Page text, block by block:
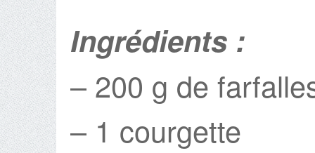
Ingrédients :
– 200 g de
– 1 courgette